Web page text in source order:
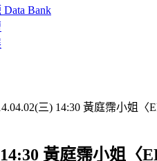
Bank
三) 14:30 黃庭霈小姐〈
14:30 黃庭霈小姐〈